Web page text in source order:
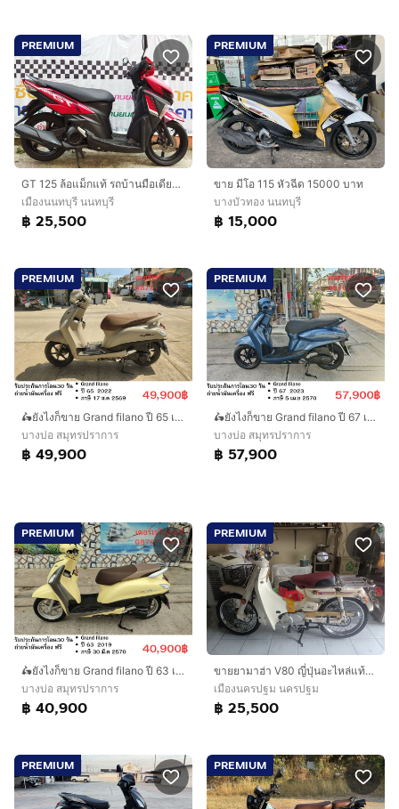
PREMIUM
GT 125 ล้อแม็กแท้ รถบ้านมือเดียว สวยใสเครื่องดี รถไม่เคยล้มไม่เคยชนหนัก
เมืองนนทบุรี นนทบุรี
฿ 25,500
PREMIUM
ขาย มีโอ 115 หัวฉีด 15000 บาท
บางบัวทอง นนทบุรี
฿ 15,000
PREMIUM
🛵ยังไงก็ขาย Grand filano ปี 65 เครื่องดี สีสวย สตาร์ทมือ วิ่งน้อย1000โล เบรคABS เล่มชุดโอนครบ+เปลี่ยนถ่ายน้ำมันเครื่องฟรี ส่งฟรี 30 กม.
บางบ่อ สมุทรปราการ
฿ 49,900
PREMIUM
🛵ยังไงก็ขาย Grand filano ปี 67 เครื่องดี สีสวย สตาร์ทมือ วิ่งน้อย300โล เบรคABS เล่มชุดโอนครบ+เปลี่ยนถ่ายน้ำมันเครื่องฟรี ส่งฟรี 30 กม.
บางบ่อ สมุทรปราการ
฿ 57,900
PREMIUM
🛵ยังไงก็ขาย Grand filano ปี 63 เครื่องดี สีสวย สตาร์ทมือ ระบบHybrid เล่มชุดโอนครบ+เปลี่ยนถ่ายน้ำมันเครื่องฟรี ส่งฟรี 30 กม.
บางบ่อ สมุทรปราการ
฿ 40,900
PREMIUM
ขายยามาฮ่า V80 ญี่ปุ่นอะไหล่แท้แห้งๆ
เมืองนครปฐม นครปฐม
฿ 25,500
PREMIUM PREMIUM